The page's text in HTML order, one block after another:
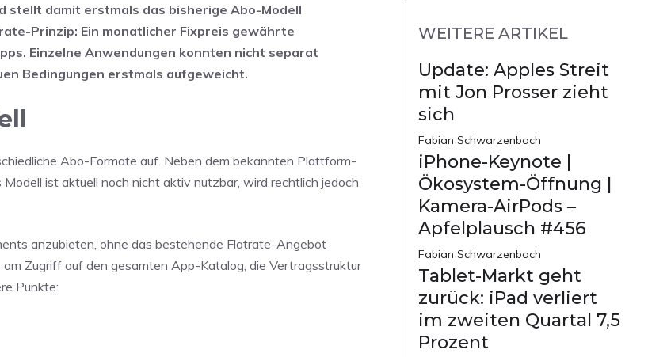
stellt damit erstmals das bisherige Abo-Modell
Prinzip: Ein monatlicher Fixpreis gewährte
Einzelne Anwendungen konnten nicht separat
Bedingungen erstmals aufgeweicht.
Abo-Formate auf. Neben dem bekannten Plattform-
Modell ist aktuell noch nicht aktiv nutzbar, wird rechtlich jedoch
anzubieten, ohne das bestehende Flatrate-Angebot
Zugriff auf den gesamten App-Katalog, die Vertragsstruktur
Punkte:
WEITERE ARTIKEL
Update: Apples Streit
mit Jon Prosser zieht
sich
Fabian Schwarzenbach
iPhone-Keynote |
Ökosystem-Öffnung |
Kamera-AirPods –
Apfelplausch #456
Fabian Schwarzenbach
Tablet-Markt geht
zurück: iPad verliert
im zweiten Quartal 7,5
Prozent